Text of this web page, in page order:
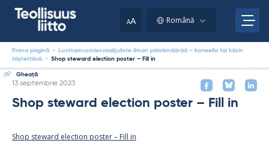
AA Română
Prima pagină -
Luottamusmiesvaalijuliste ilman päivämäärää – koneella tai käsin
täytettävä - Shop steward election poster – Fill in
Gheaţă
Kirjoitettu
13 septembrie 2023
Shop steward election poster – Fill in
Shop steward election poster – Fill in